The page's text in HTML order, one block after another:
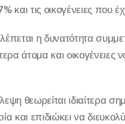
και τις οικογένειες που
η δυνατότητα
άτομα και
θεωρείται ιδιαίτερα
και επιδιώκει να